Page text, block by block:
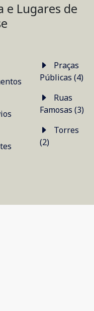
e Lugares de
Públicas (4)
Famosas (3)
(2)